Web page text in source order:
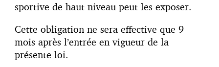
sportive de haut niveau peut les exposer.
Cette obligation ne sera effective que 9
mois après l’entrée en vigueur de la
présente loi.